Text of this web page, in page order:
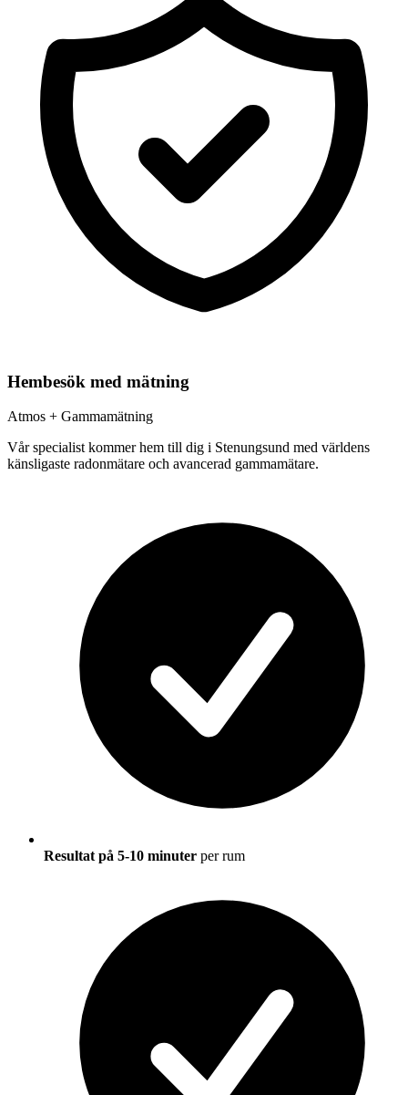
Hembesök med mätning
Atmos + Gammamätning
Vår specialist kommer hem till dig i Stenungsund med världens
känsligaste radonmätare och avancerad gammamätare.
Resultat på 5-10 minuter per rum